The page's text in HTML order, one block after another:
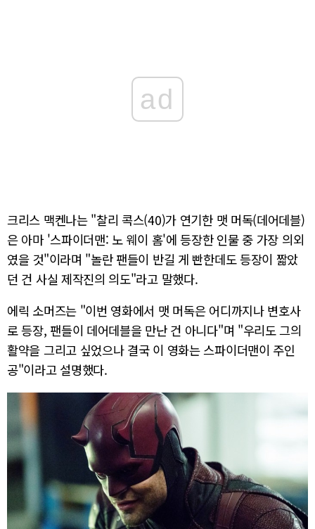
ad
크리스 맥켄나는 "찰리 콕스(40)가 연기한 맷 머독(데어데블)
은 아마 '스파이더맨: 노 웨이 홈'에 등장한 인물 중 가장 의외
였을 것"이라며 "놀란 팬들이 반길 게 빤한데도 등장이 짧았
던 건 사실 제작진의 의도"라고 말했다.
에릭 소머즈는 "이번 영화에서 맷 머독은 어디까지나 변호사
로등장, 팬들이 데어데블을 만난건 아니다"며 "우리도 그의
활약을 그리고 싶었으나 결국 이 영화는 스파이더맨이 주인
공"이라고 설명했다.